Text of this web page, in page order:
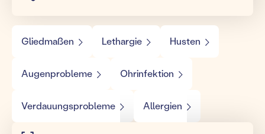
Gliedmaßen Lethargie Husten
Augenprobleme Ohrinfektion
Verdauungsprobleme Allergien